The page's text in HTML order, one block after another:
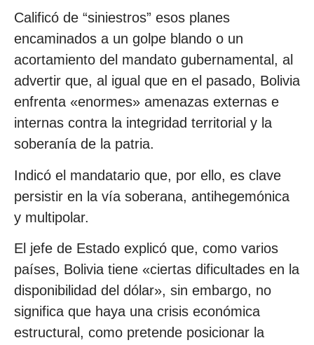
Calificó de “siniestros” esos planes
encaminados a un golpe blando o un
acortamiento del mandato gubernamental, al
advertir que, al igual que en el pasado, Bolivia
enfrenta «enormes» amenazas externas e
internas contra la integridad territorial y la
soberanía de la patria.
Indicó el mandatario que, por ello, es clave
persistir en la vía soberana, antihegemónica
y multipolar.
El jefe de Estado explicó que, como varios
países, Bolivia tiene «ciertas dificultades en la
disponibilidad del dólar», sin embargo, no
significa que haya una crisis económica
estructural, como pretende posicionar la